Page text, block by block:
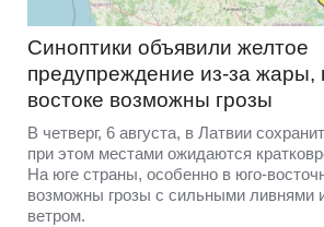
Синоптики объявили желтое
предупреждение из-за жары,
востоке возможны грозы
В четверг, 6 августа, в Латвии
при этом местами ожидаются
На юге страны, особенно в юго-
возможны грозы с сильными ливнями
ветром.